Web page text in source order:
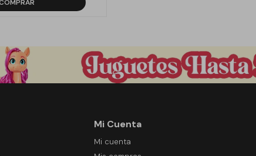
Mi Cuenta
Mi cuenta